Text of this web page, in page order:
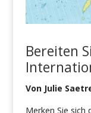
Bereiten
Von Julie
Merken Sie sich